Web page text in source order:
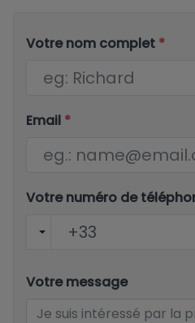
Votre nom complet *
Email *
Votre numéro de
Votre message